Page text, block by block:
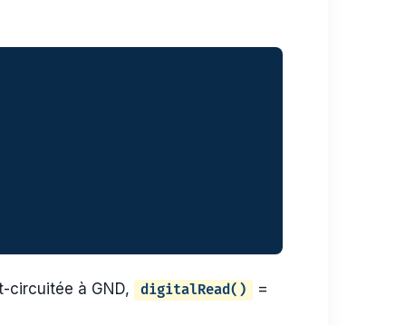
circuitée à GND, digitalRead()
=